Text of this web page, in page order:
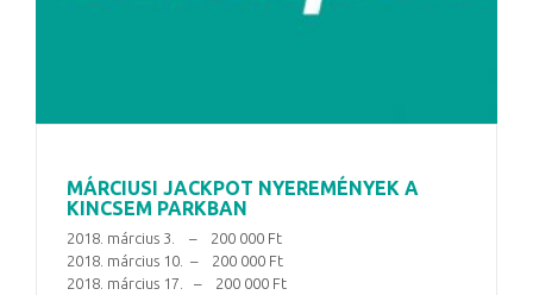
MÁRCIUSI JACKPOT NYEREMÉNYEK A
KINCSEM PARKBAN
2018. március 3. – 200 000 Ft
2018. március 10. – 200 000 Ft
2018. március 17. – 200 000 Ft